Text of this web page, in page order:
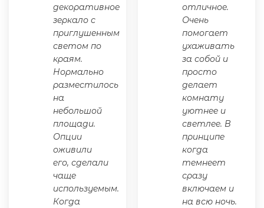
декоративное
зеркало с
приглушенным
светом по
краям.
Нормально
разместилось
на
небольшой
площади.
Опции
оживили
его, сделали
чаще
используемым.
Когда
отличное.
Очень
помогает
ухаживать
за собой и
просто
делает
комнату
уютнее и
светлее. В
принципе
когда
темнеет
сразу
включаем и
на всю ночь.